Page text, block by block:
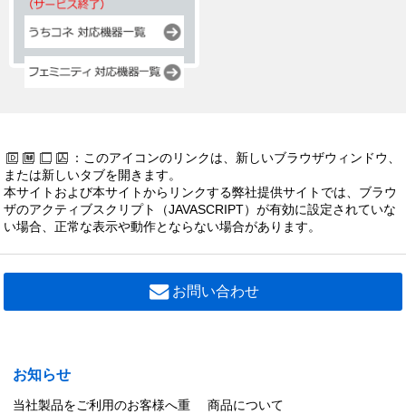
：このアイコンのリンクは、新しいブラウザウィンドウ、
または新しいタブを開きます。
本サイトおよび本サイトからリンクする弊社提供サイトでは、ブラウ
ザのアクティブスクリプト（JAVASCRIPT）が有効に設定されていな
い場合、正常な表示や動作とならない場合があります。
お問い合わせ
お知らせ
当社製品をご利用のお客様へ重
商品について